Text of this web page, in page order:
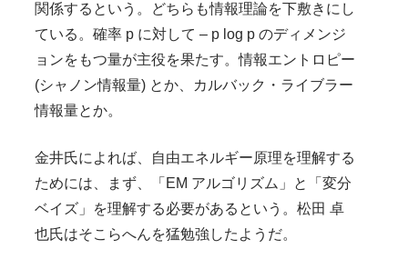
関係するという。どちらも情報理論を下敷きにし
ている。確率 p に対して – p log p のディメンジ
ョンをもつ量が主役を果たす。情報エントロピー
(シャノン情報量) とか、カルバック・ライブラー
情報量とか。
金井氏によれば、自由エネルギー原理を理解する
ためには、まず、「EM アルゴリズム」と「変分
ベイズ」を理解する必要があるという。松田 卓
也氏はそこらへんを猛勉強したようだ。